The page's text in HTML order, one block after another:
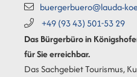
buergerbuero@lauda-
+49 (9343) 501-5329
Das Bürgerbüro in
für Sie erreichbar.
Das Sachgebiet Tourismus,